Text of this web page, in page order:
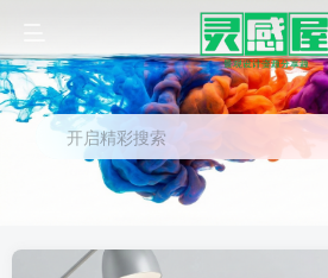
开启精彩搜索